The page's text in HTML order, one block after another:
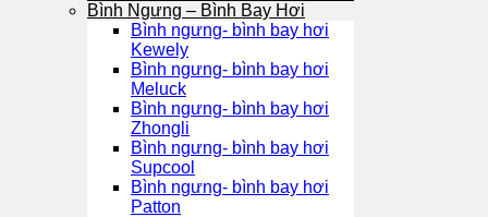
Bình Ngưng – Bình Bay Hơi
Bình ngưng- bình bay hơi
Kewely
Bình ngưng- bình bay hơi
Meluck
Bình ngưng- bình bay hơi
Zhongli
Bình ngưng- bình bay hơi
Supcool
Bình ngưng- bình bay hơi
Patton